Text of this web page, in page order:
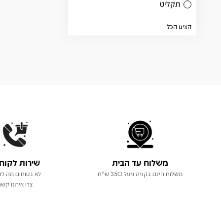
תקליט
הציגו הכל
משלוח עד הבית
משלוח חינם בקניה מעל 350 ש"ח
שירות
לא בטוחים מה
צרו איתנו